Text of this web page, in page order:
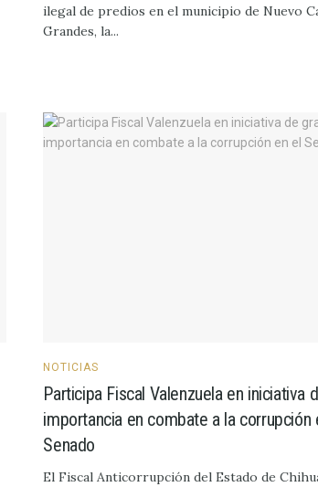
ilegal de predios en el municipio de Nuevo
Grandes, la...
NOTICIAS
Participa Fiscal Valenzuela en iniciativa
importancia en combate a la corrupción
Senado
El Fiscal Anticorrupción del Estado de